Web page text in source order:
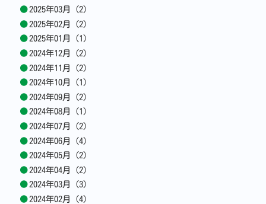
2025年03月 (2)
2025年02月 (2)
2025年01月 (1)
2024年12月 (2)
2024年11月 (2)
2024年10月 (1)
2024年09月 (2)
2024年08月 (1)
2024年07月 (2)
2024年06月 (4)
2024年05月 (2)
2024年04月 (2)
2024年03月 (3)
2024年02月 (4)